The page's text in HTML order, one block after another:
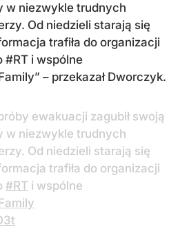
w niezwykle trudnych
Od niedzieli starają się
trafiła do organizacji
#RT i wspólne
– przekazał Dworczyk.
ewakuacji zagubił swoją
w niezwykle trudnych
Od niedzieli starają się
trafiła do organizacji
#RT i wspólne